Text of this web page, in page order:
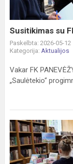
Susitikimas su
Paskelbta: 2026-05-12
Kategorija: Aktualijos
Vakar FK
„Saulėtekio“
Trečiokai
dalyvavo
edukacijoje
apie